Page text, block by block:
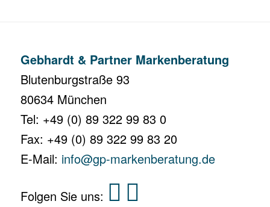
Gebhardt & Partner Markenberatung
Blutenburgstraße 93
80634 München
Tel: +49 (0) 89 322 99 83 0
Fax: +49 (0) 89 322 99 83 20
E-Mail: info@gp-markenberatung.de
Folgen Sie uns: